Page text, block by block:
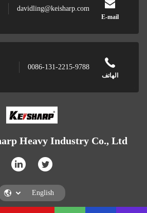
E-mail
davidling@keisharp.com
الهاتف
0086-131-2215-9788
Heavy Industry Co., Ltd.